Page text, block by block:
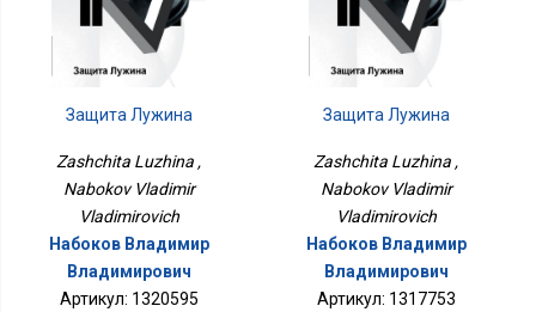
Защита Лужина
Zashchita Luzhina ,
Nabokov Vladimir
Vladimirovich
Набоков Владимир
Владимирович
Артикул: 1320595
Защита Лужина
Zashchita Luzhina ,
Nabokov Vladimir
Vladimirovich
Набоков Владимир
Владимирович
Артикул: 1317753